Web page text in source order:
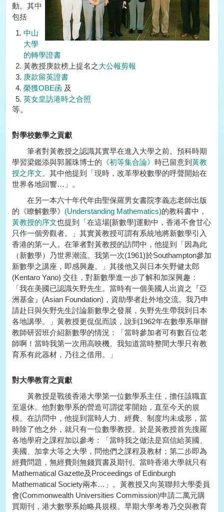
動。其中
包括
中山
大學
的轉學證書
黃教授庚款榜上提名之大公報剪報
庚款留英證書
榮獲OBE函 及
英女皇訪港時之合照
等。
對學校數學之貢獻
筆者對黃教授之認識其實早在進入大學之前。預科時期
學習梁鑑添與郭麗珠博士的 《初等集合論》 時已留意到 黃教
授之序文。其中他提到「現時，改革學校數學的呼聲開始在
世界各地回響…」。
在另一本六十年代年由聖保羅男女書院李義志老師出版
的《瞭解數學》 (Understanding Mathematics)的教科書中，
黃教授的序文也提到「在這場[新數學]運動中，香港不會甘心
只作一個旁觀者。」其實黃教授可謂有系統地將新數學引入
香港的第一人。在筆者對黃教授的訪問中，他提到「因為此
（新數學）乃世界潮流。我第一次(1961)於Southampton參加
新數學之講座，即感興趣。」其後他又與日本矢野健太郎
(Kentaro Yano) 交往，對新數學進一步了解和加深興趣：
「我在美國已認識矢野先生。當時有一個美國人出資之『亞
洲基金』(Asian Foundation)，資助學者赴外地交流。我乃申
請赴日與矢野先生討論新數學之發展，矢野先生帶我到日本
各地講學。」黃教授更侃侃而談，說到1962年在數學系舉辦
教師研習班介紹新數學的情況：「當時參加者可有數百位老
師啊！當時我第一次用高映機。我知道當時整間大學只有教
育系有此器材，乃往之借用。」
對大學教育之貢獻
黃教授是戰後香港大學第一位數學系主任，擔任該職直
至退休。他對數學系的營造可謂從零開始，直至今天的規
模。在訪問中，他提到當時人力、經費、制度均未成形，當
時除了他之外，就只有一位數學教授。於是黃教授首先搜羅
各地學府之課程加以參考：「當時我之做法是寫信給英國、
美國、加拿大等之大學，問他們之課程及教材；第二步即為
經費問題，無經費則無錢買書及期刊。當時香港大學就只有
Mathematical Gazette及Proceedings of Edinburgh
Mathematical Society兩本…」。黃教授又向英聯邦大學委員
會(Commonwealth Universities Commission)申請二萬元購
買期刊，港大數學系始略具規模。早期大學考卷乃交與教育